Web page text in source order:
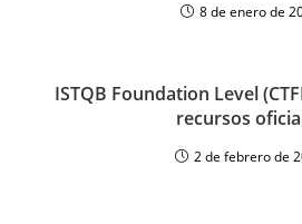
8 de enero de
ISTQB Foundation Level
recursos
2 de febrero de